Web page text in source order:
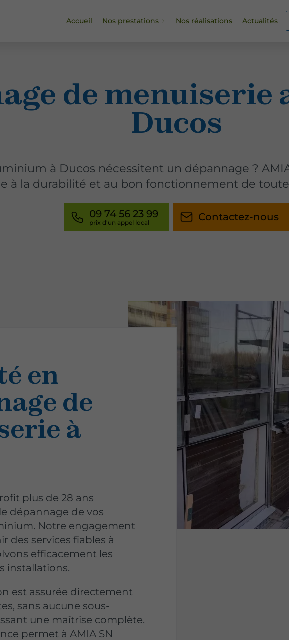
Accueil Nos prestations Nos réalisations Actualités
de
Ducos
à Ducos nécessitent un dépannage ?
à la durabilité et au bon fonctionnement de
09 74 56 23 99 Contactez-nous
en
de
à
plus de 28 ans
dépannage de vos
Notre engagement
des services fiables à
efficacement les
installations.
est assurée directement
sans aucune sous-
une maîtrise complète.
permet à AMIA SN